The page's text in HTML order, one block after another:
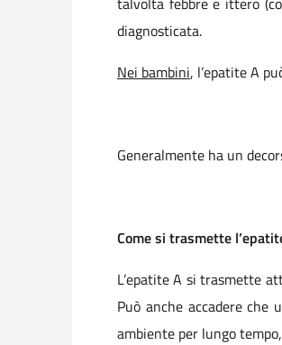
diagnosticata.
Nei bambini, l’epatite A
Generalmente ha un
Come si trasmette
L’epatite A si trasmette
Può anche accadere
ambiente per lungo